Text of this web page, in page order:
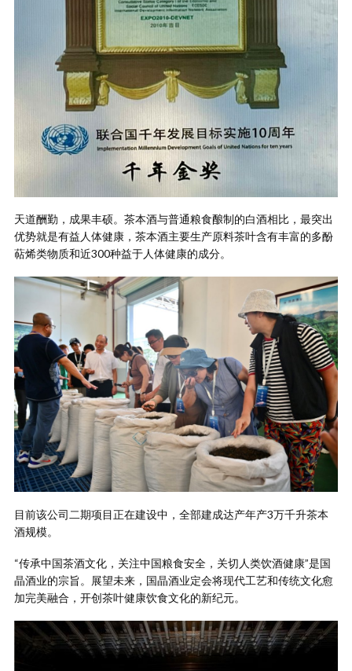
天道酬勤，成果丰硕。茶本酒与普通粮食酿制的白酒相比，最突出
优势就是有益人体健康，茶本酒主要生产原料茶叶含有丰富的多酚
萜烯类物质和近300种益于人体健康的成分。
目前该公司二期项目正在建设中，全部建成达产年产3万千升茶本
酒规模。
“传承中国茶酒文化，关注中国粮食安全，关切人类饮酒健康”是国
晶酒业的宗旨。展望未来，国晶酒业定会将现代工艺和传统文化愈
加完美融合，开创茶叶健康饮食文化的新纪元。